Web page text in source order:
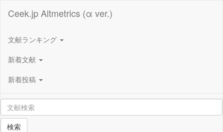
Ceek.jp Altmetrics (α ver.)
文献ランキング
新着文献
新着投稿
検索